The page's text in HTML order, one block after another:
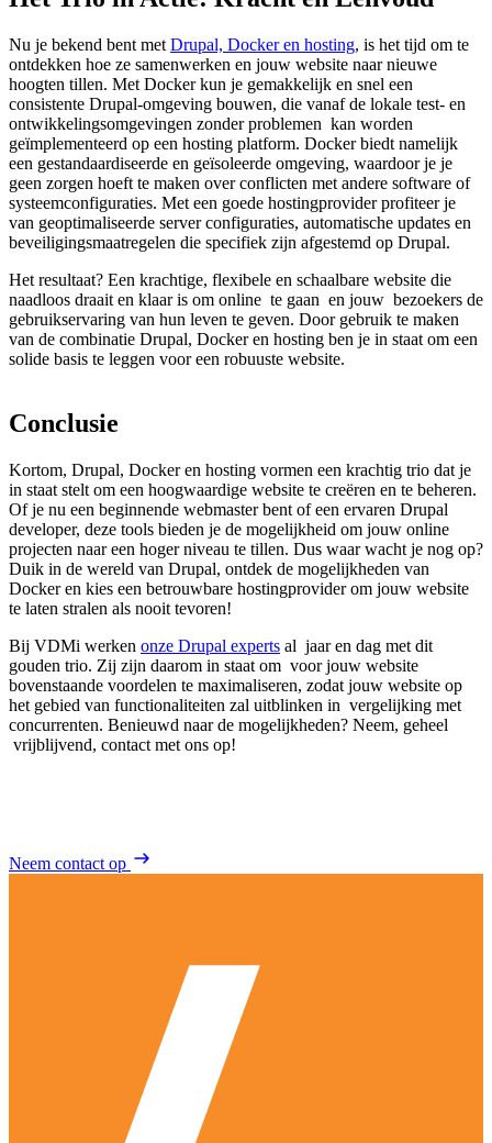
Nu je bekend bent met Drupal, Docker en hosting, is het tijd om te
ontdekken hoe ze samenwerken en jouw website naar nieuwe
hoogten tillen. Met Docker kun je gemakkelijk en snel een
consistente Drupal-omgeving bouwen, die vanaf de lokale test- en
ontwikkelingsomgevingen zonder problemen kan worden
geïmplementeerd op een hosting platform. Docker biedt namelijk
een gestandaardiseerde en geïsoleerde omgeving, waardoor je je
geen zorgen hoeft te maken over conflicten met andere software of
systeemconfiguraties. Met een goede hostingprovider profiteer je
van geoptimaliseerde server configuraties, automatische updates en
beveiligingsmaatregelen die specifiek zijn afgestemd op Drupal.
Het resultaat? Een krachtige, flexibele en schaalbare website die
naadloos draait en klaar is om online te gaan en jouw bezoekers de
gebruikservaring van hun leven te geven. Door gebruik te maken
van de combinatie Drupal, Docker en hosting ben je in staat om een
solide basis te leggen voor een robuuste website.
Conclusie
Kortom, Drupal, Docker en hosting vormen een krachtig trio dat je
in staat stelt om een hoogwaardige website te creëren en te beheren.
Of je nu een beginnende webmaster bent of een ervaren Drupal
developer, deze tools bieden je de mogelijkheid om jouw online
projecten naar een hoger niveau te tillen. Dus waar wacht je nog op?
Duik in de wereld van Drupal, ontdek de mogelijkheden van
Docker en kies een betrouwbare hostingprovider om jouw website
te laten stralen als nooit tevoren!
Bij VDMi werken onze Drupal experts al jaar en dag met dit
gouden trio. Zij zijn daarom in staat om voor jouw website
bovenstaande voordelen te maximaliseren, zodat jouw website op
het gebied van functionaliteiten zal uitblinken in vergelijking met
concurrenten. Benieuwd naar de mogelijkheden? Neem, geheel
vrijblijvend, contact met ons op!
Neem contact op